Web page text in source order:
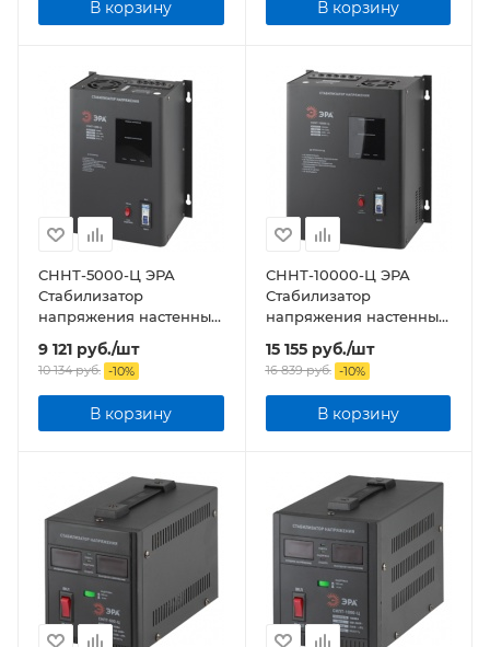
В корзину В корзину
СННТ-5000-Ц ЭРА
Стабилизатор
напряжения настенный,
ц.д., 140-260В/220/В,
5000ВА
9 121 руб./шт
10 134руб. -10%
В корзину
СННТ-10000-Ц ЭРА
Стабилизатор
напряжения настенный,
ц.д., 140-260В/220/В,
10000ВА
15 155руб./шт
16 839руб. -10%
В корзину